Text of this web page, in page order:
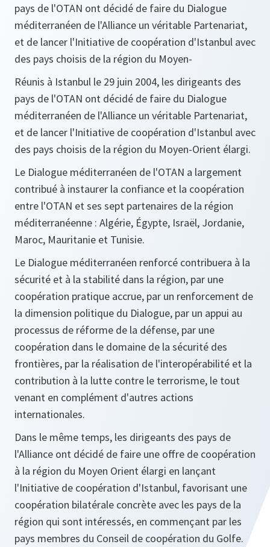
pays de l'OTAN ont décidé de faire du Dialogue
méditerranéen de l'Alliance un véritable Partenariat,
et de lancer l'Initiative de coopération d'Istanbul avec
des pays choisis de la région du Moyen-
Réunis à Istanbul le 29 juin 2004, les dirigeants des
pays de l'OTAN ont décidé de faire du Dialogue
méditerranéen de l'Alliance un véritable Partenariat,
et de lancer l'Initiative de coopération d'Istanbul avec
des pays choisis de la région du Moyen-Orient élargi.
Le Dialogue méditerranéen de l'OTAN a largement
contribué à instaurer la confiance et la coopération
entre l'OTAN et ses sept partenaires de la région
méditerranéenne : Algérie, Égypte, Israël, Jordanie,
Maroc, Mauritanie et Tunisie.
Le Dialogue méditerranéen renforcé contribuera à la
sécurité et à la stabilité dans la région, par une
coopération pratique accrue, par un renforcement de
la dimension politique du Dialogue, par un appui au
processus de réforme de la défense, par une
coopération dans le domaine de la sécurité des
frontières, par la réalisation de l'interopérabilité et la
contribution à la lutte contre le terrorisme, le tout
venant en complément d'autres actions
internationales.
Dans le même temps, les dirigeants des pays de
l'Alliance ont décidé de faire une offre de coopération
à la région du Moyen Orient élargi en lançant
l'Initiative de coopération d'Istanbul, favorisant une
coopération bilatérale concrète avec les pays de la
région qui sont intéressés, en commençant par les
pays membres du Conseil de coopération du Golfe.